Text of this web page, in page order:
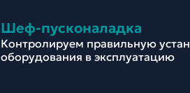
Шеф-пусконаладка
Контролируем правильную
оборудования в эксплуатацию